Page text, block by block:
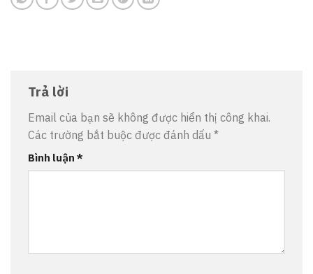
Trả lời
Email của bạn sẽ không được hiển thị công khai.
Các trường bắt buộc được đánh dấu *
Bình luận *